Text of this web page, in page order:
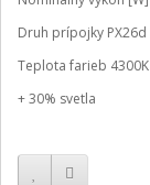
Druh prípojky PX26d
Teplota farieb 4300K
+ 30% svetla